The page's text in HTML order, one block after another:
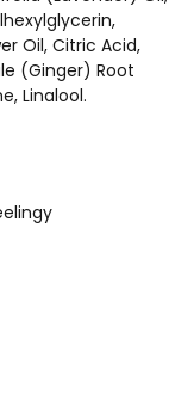
Oil, Citric Acid,
(Ginger) Root
Linalool.